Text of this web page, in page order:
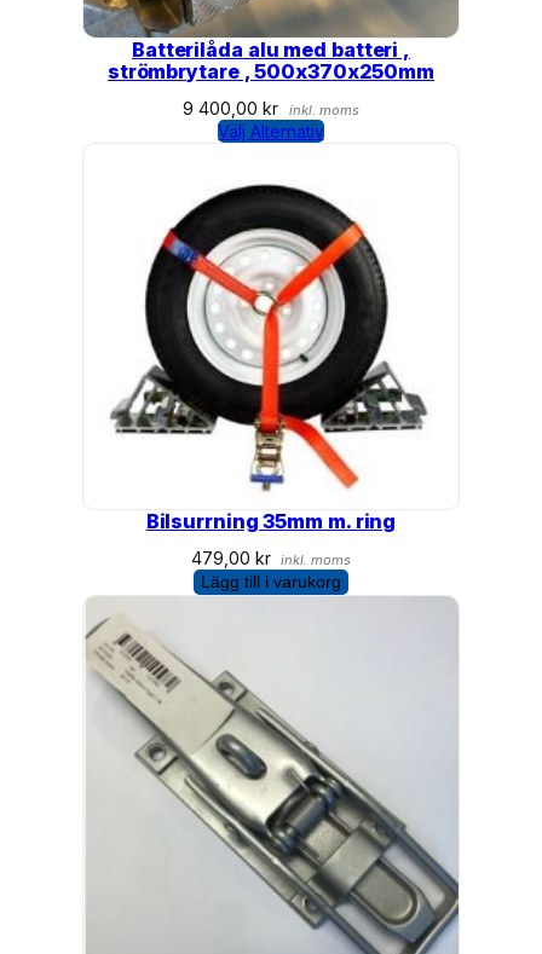
Batterilåda alu med batteri ,
strömbrytare , 500x370x250mm
9 400,00kr inkl. moms
Välj Alternativ
Bilsurrning 35mm m. ring
479,00 kr inkl. moms
Lägg till i varukorg